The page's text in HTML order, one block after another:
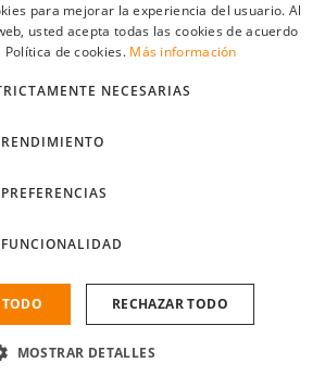
perfecto a tan sólo un par de clicks
para mejorar la experiencia del usuario. Al
usted acepta todas las cookies de acuerdo
de cookies. Más información
NECESARIAS
RECHAZAR TODO
MOSTRAR DETALLES